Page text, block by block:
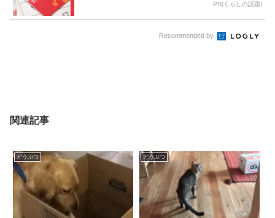
PR(くらしの話題)
Recommended by
関連記事
どうぶつ どうぶつ